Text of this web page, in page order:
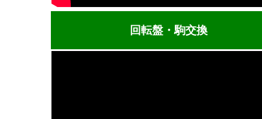
回転盤・駒交換